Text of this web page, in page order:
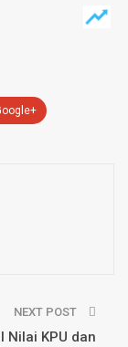
NEXT POST
Nilai KPU dan